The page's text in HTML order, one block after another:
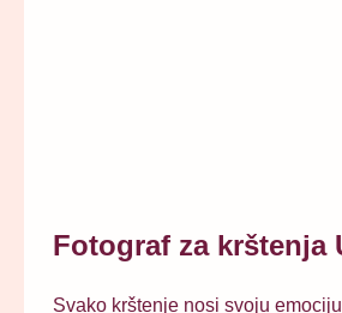
Fotograf za krštenja
Svako krštenje nosi svoju